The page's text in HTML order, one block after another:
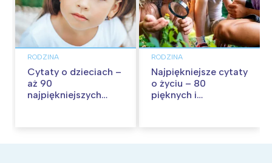
RODZINA
Cytaty o dzieciach –
aż 90
najpiękniejszych
RODZINA
Najpiękniejsze cytaty
o życiu – 80
pięknych i